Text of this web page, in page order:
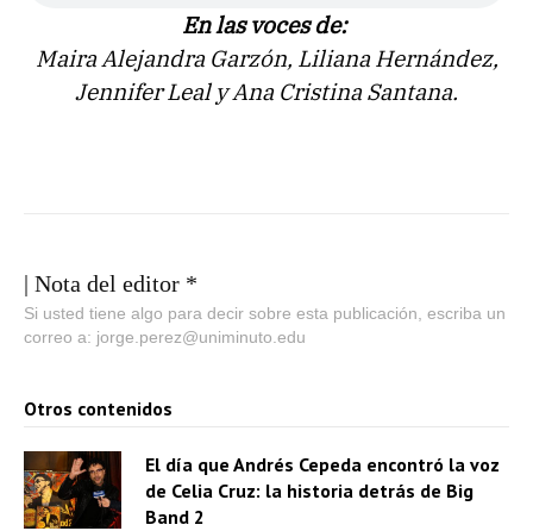
En las voces de:
Maira Alejandra Garzón, Liliana Hernández,
Jennifer Leal y Ana Cristina Santana.
| Nota del editor *
Si usted tiene algo para decir sobre esta publicación, escriba un
correo a: jorge.perez@uniminuto.edu
Otros contenidos
El día que Andrés Cepeda encontró la voz
de Celia Cruz: la historia detrás de Big
Band 2